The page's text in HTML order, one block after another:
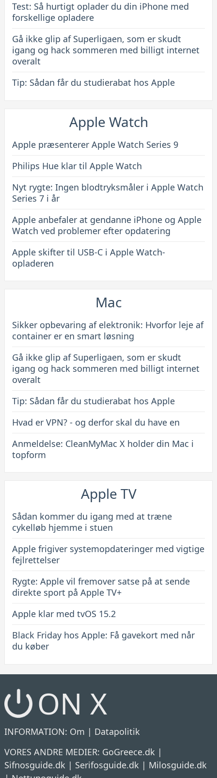
Test: Så hurtigt oplader du din iPhone med
forskellige opladere
Gå ikke glip af Superligaen, som er skudt
igang og hack sommeren med billigt internet
overalt
Tip: Sådan får du studierabat hos Apple
Apple Watch
Apple præsenterer Apple Watch Series 9
Philips Hue klar til Apple Watch
Nyt rygte: Ingen blodtryksmåler i Apple Watch
Series 7 i år
Apple anbefaler at gendanne iPhone og Apple
Watch ved problemer efter opdatering
Apple skifter til USB-C i Apple Watch-
opladeren
Mac
Sikker opbevaring af elektronik: Hvorfor leje af
container er en smart løsning
Gå ikke glip af Superligaen, som er skudt
igang og hack sommeren med billigt internet
overalt
Tip: Sådan får du studierabat hos Apple
Hvad er VPN? - og derfor skal du have en
Anmeldelse: CleanMyMac X holder din Mac i
topform
Apple TV
Sådan kommer du igang med at træne
cykelløb hjemme i stuen
Apple frigiver systemopdateringer med vigtige
fejlrettelser
Rygte: Apple vil fremover satse på at sende
direkte sport på Apple TV+
Apple klar med tvOS 15.2
Black Friday hos Apple: Få gavekort med når
du køber
ON X
INFORMATION: Om | Datapolitik
VORES ANDRE MEDIER: GoGreece.dk |
Sifnosguide.dk | Serifosguide.dk | Milosguide.dk